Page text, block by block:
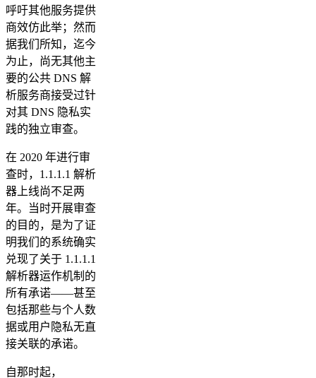
呼吁其他服务提供
商效仿此举；然而
据我们所知，迄今
为止，尚无其他主
要的公共 DNS 解
析服务商接受过针
对其 DNS 隐私实
践的独立审查。
在 2020 年进行审
查时，1.1.1.1 解析
器上线尚不足两
年。当时开展审查
的目的，是为了证
明我们的系统确实
兑现了关于 1.1.1.1
解析器运作机制的
所有承诺——甚至
包括那些与个人数
据或用户隐私无直
接关联的承诺。
自那时起，